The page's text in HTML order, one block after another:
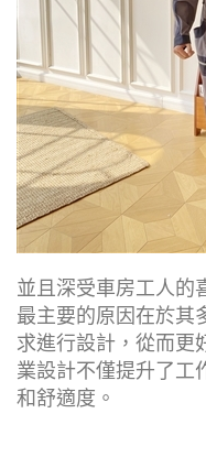
並且深受車房工人的
最主要的原因在於其
求進行設計，從而更
業設計不僅提升了工
和舒適度。